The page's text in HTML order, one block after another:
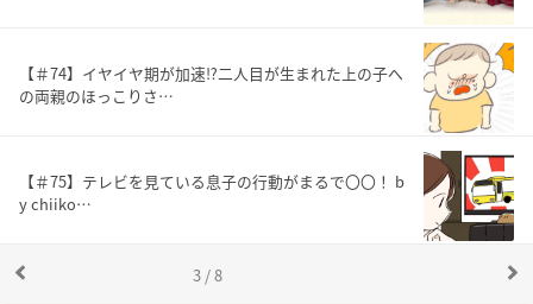
【＃74】イヤイヤ期が加速⁉二人目が生まれた上の子へ
の両親のほっこりさ…
【＃75】テレビを見ている息子の行動がまるで〇〇！ b
y chiiko…
3 / 8